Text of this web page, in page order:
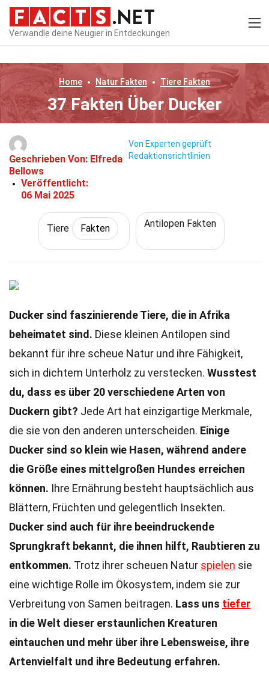
Verwandle deine Neugier in Entdeckungen
Home Natur Fakten Tiere Fakten
37 Fakten Über Ducker
Geschrieben Von: Elfreda
Bellows
Veröffentlicht:
06 Mai 2025
Von Experten geprüft
Redaktionsrichtlinien
Tiere Fakten Antilopen Fakten
Ducker sind faszinierende Tiere, die in Afrika
beheimatet sind. Diese kleinen Antilopen sind
bekannt für ihre scheue Natur und ihre Fähigkeit,
sich in dichtem Unterholz zu verstecken. Wusstest
du, dass es über 20 verschiedene Arten von
Duckern gibt? Jede Art hat einzigartige Merkmale,
die sie von den anderen unterscheiden. Einige
Ducker sind so klein wie Hasen, während andere
die Größe eines mittelgroßen Hundes erreichen
können. Ihre Ernährung besteht hauptsächlich aus
Blättern, Früchten und gelegentlich Insekten.
Ducker sind auch für ihre beeindruckende
Sprungkraft bekannt, die ihnen hilft, Raubtieren zu
entkommen. Trotz ihrer scheuen Natur spielen sie
eine wichtige Rolle im Ökosystem, indem sie zur
Verbreitung von Samen beitragen. Lass uns tiefer
in die Welt dieser erstaunlichen Kreaturen
eintauchen und mehr über ihre Lebensweise, ihre
Artenvielfalt und ihre Bedeutung erfahren.